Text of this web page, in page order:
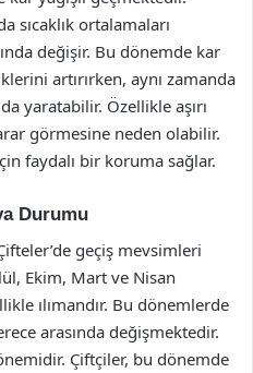
sıcaklık ortalamaları
değişir. Bu dönemde kar
artırırken, aynı zamanda
yaratabilir. Özellikle aşırı
görmesine neden olabilir.
faydalı bir koruma sağlar.
Durumu
geçiş mevsimleri
Ekim, Mart ve Nisan
ılımandır. Bu dönemlerde
arasında değişmektedir.
Çiftçiler, bu dönemde